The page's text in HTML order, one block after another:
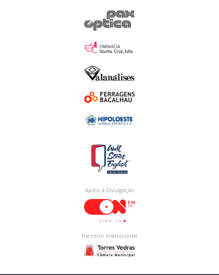
Apoio à Divulgação
Parceiro institucional